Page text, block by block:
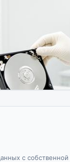
с собственной